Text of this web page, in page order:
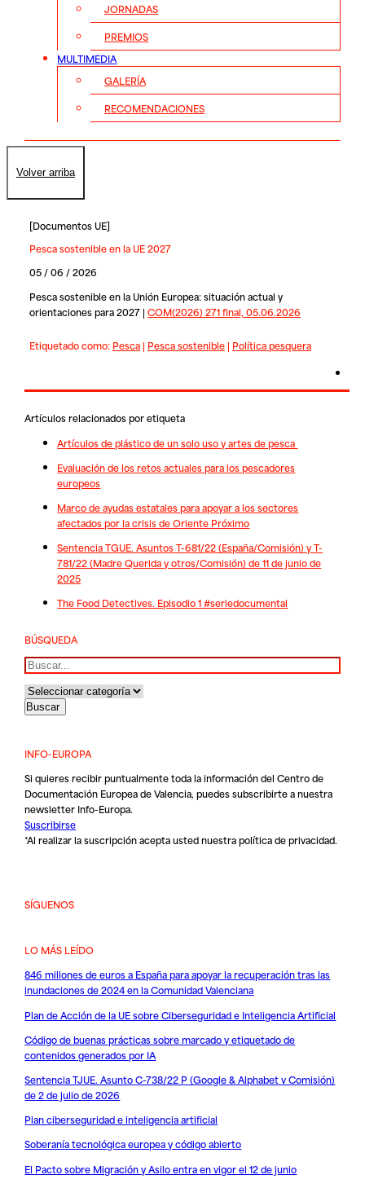
JORNADAS
PREMIOS
MULTIMEDIA
GALERÍA
RECOMENDACIONES
Volver arriba
[Documentos UE]
Pesca sostenible en la UE 2027
05 / 06 / 2026
Pesca sostenible en la Unión Europea: situación actual y
orientaciones para 2027 | COM(2026) 271 final, 05.06.2026
Etiquetado como: Pesca| Pesca sostenible| Política pesquera
Artículos relacionados por etiqueta
Artículos de plástico de un solo uso y artes de pesca
Evaluación de los retos actuales para los pescadores
europeos
Marco de ayudas estatales para apoyar a los sectores
afectados por la crisis de Oriente Próximo
Sentencia TGUE. Asuntos T-681/22 (España/Comisión) y T-
781/22 (Madre Querida y otros/Comisión) de 11 de junio de
2025
The Food Detectives. Episodio 1 #seriedocumental
BÚSQUEDA
Buscar
INFO-EUROPA
Si quieres recibir puntualmente toda la información del Centro de
Documentación Europea de Valencia, puedes subscribirte a nuestra
newsletter Info-Europa.
Suscribirse
*Al realizar la suscripción acepta usted nuestrapolítica de privacidad.
SÍGUENOS
LO MÁS LEÍDO
846 millones de euros a España para apoyar la recuperación tras las
inundaciones de 2024 en la Comunidad Valenciana
Plan de Acción de la UE sobre Ciberseguridad e Inteligencia Artificial
Código de buenas prácticas sobre marcado y etiquetado de
contenidos generados por IA
Sentencia TJUE. Asunto C-738/22 P (Google & Alphabet v Comisión)
de 2 de julio de 2026
Plan ciberseguridad e inteligencia artificial
Soberanía tecnológica europea y código abierto
El Pacto sobre Migración y Asilo entra en vigor el 12 de junio